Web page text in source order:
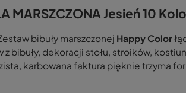
MARSZCZONA Jesień 10
bibuły marszczonej Happy Color
bibuły, dekoracji stołu, stroików,
karbowana faktura pięknie trzyma